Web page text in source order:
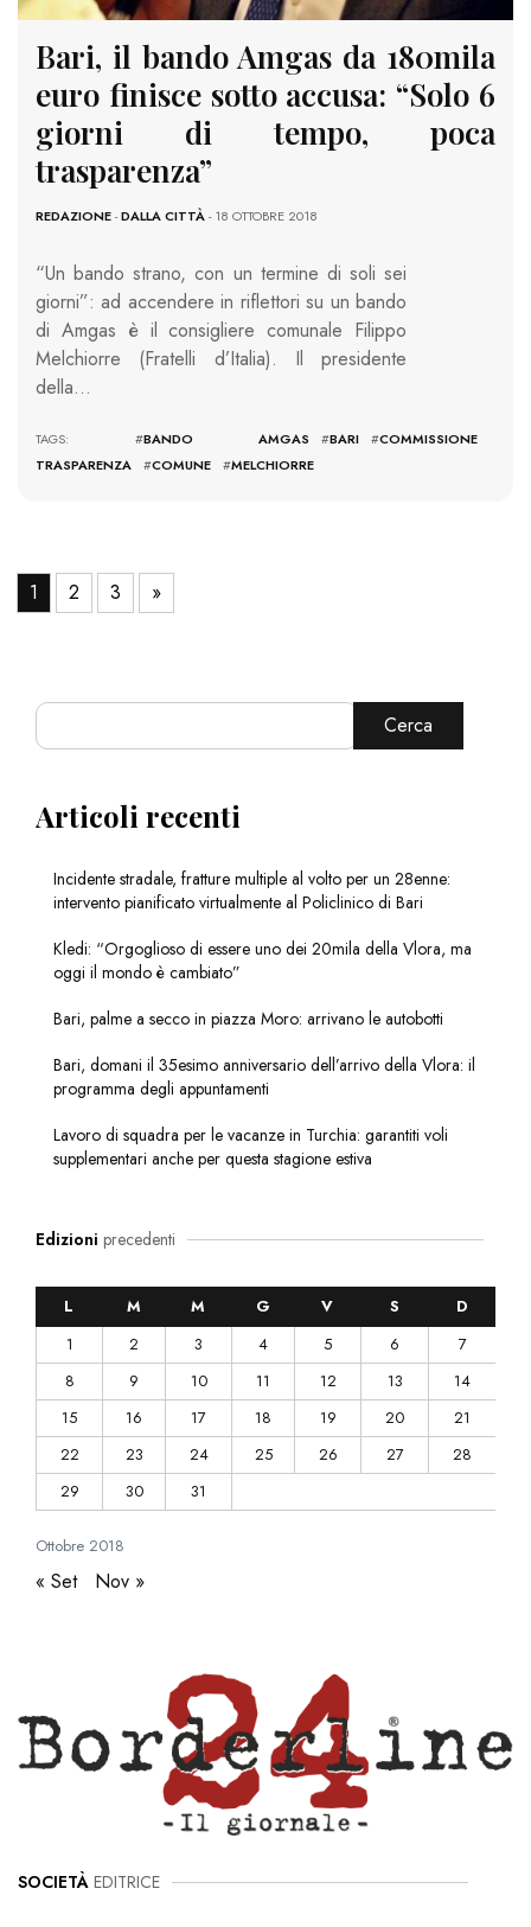
Bari, il bando Amgas da 180mila
euro finisce sotto accusa: “Solo 6
giorni di tempo, poca
trasparenza”
REDAZIONE-DALLA CITTÀ- 18 OTTOBRE 2018
“Un bando strano, con un termine di soli sei
giorni”: ad accendere in riflettori su un bando
di Amgas è il consigliere comunale Filippo
Melchiorre (Fratelli d’Italia). Il presidente
della…
TAGS: #BANDO AMGAS #BARI #COMMISSIONE
TRASPARENZA
#COMUNE #MELCHIORRE
1 2 3 »
Cerca
Articoli recenti
Incidente stradale, fratture multiple al volto per un 28enne:
intervento pianificato virtualmente al Policlinico di Bari
Kledi: “Orgoglioso di essere uno dei 20mila della Vlora, ma
oggi il mondo è cambiato”
Bari, palme a secco in piazza Moro: arrivano le autobotti
Bari, domani il 35esimo anniversario dell’arrivo della Vlora: il
programma degli appuntamenti
Lavoro di squadra per le vacanze in Turchia: garantiti voli
supplementari anche per questa stagione estiva
Edizioni precedenti
Ottobre 2018
L M M G V S
D
1
2 3 4 5 6
7
8
9 10 11 12 13
14
15
16 17 18 19 20
21
22
23 24 25 26 27
28
29
30 31
« Set Nov »
SOCIETÀ EDITRICE